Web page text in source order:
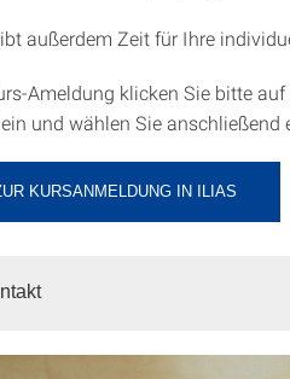
außerdem Zeit für Ihre
Ameldung klicken Sie bitte
und wählen Sie anschließend
KURSANMELDUNG IN ILIAS